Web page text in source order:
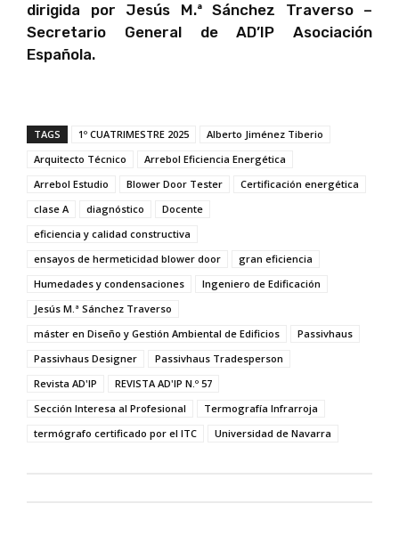
dirigida por Jesús M.ª Sánchez Traverso –
Secretario General de AD’IP Asociación
Española.
TAGS 1º CUATRIMESTRE 2025
Alberto Jiménez Tiberio
Arquitecto Técnico
Arrebol Eficiencia Energética
Arrebol Estudio
Blower Door Tester
Certificación energética
clase A
diagnóstico
Docente
eficiencia y calidad constructiva
ensayos de hermeticidad blower door
gran eficiencia
Humedades y condensaciones
Ingeniero de Edificación
Jesús M.ª Sánchez Traverso
máster en Diseño y Gestión Ambiental de Edificios
Passivhaus
Passivhaus Designer
Passivhaus Tradesperson
Revista AD'IP
REVISTA AD'IP N.º 57
Sección Interesa al Profesional
Termografía Infrarroja
termógrafo certificado por el ITC
Universidad de Navarra